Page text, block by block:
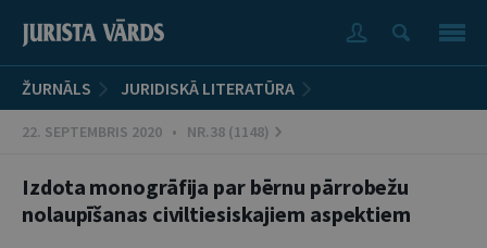
ŽURNĀLS JURIDISKĀ LITERATŪRA
22. SEPTEMBRIS 2020 • NR.38 (1148)
Izdota monogrāfija par bērnu pārrobežu
nolaupīšanas civiltiesiskajiem aspektiem